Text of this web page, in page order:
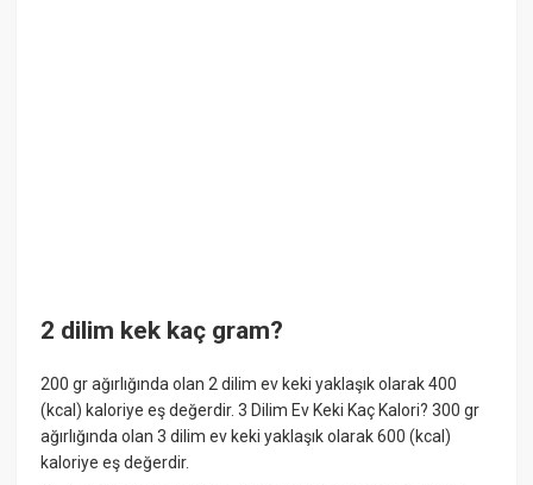
2 dilim kek kaç gram?
200 gr ağırlığında olan 2 dilim ev keki yaklaşık olarak 400
(kcal) kaloriye eş değerdir. 3 Dilim Ev Keki Kaç Kalori? 300 gr
ağırlığında olan 3 dilim ev keki yaklaşık olarak 600 (kcal)
kaloriye eş değerdir.